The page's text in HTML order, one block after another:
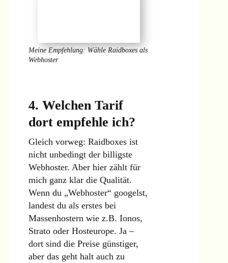
Meine Empfehlung: Wähle Raidboxes als
Webhoster
4. Welchen Tarif
dort empfehle ich?
Gleich vorweg: Raidboxes ist
nicht unbedingt der billigste
Webhoster. Aber hier zählt für
mich ganz klar die Qualität.
Wenn du „Webhoster“ googelst,
landest du als erstes bei
Massenhostern wie z.B. Ionos,
Strato oder Hosteurope. Ja –
dort sind die Preise günstiger,
aber das geht halt auch zu